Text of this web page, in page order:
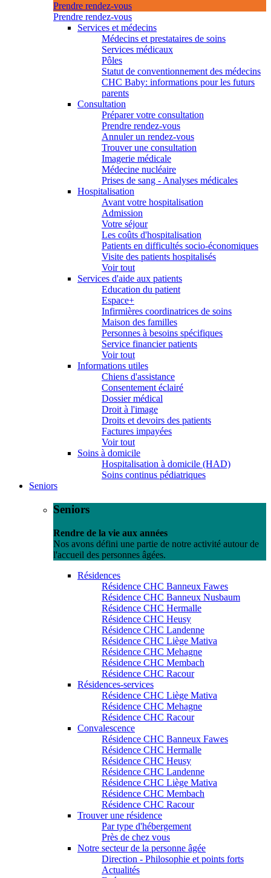
Prendre rendez-vous
Prendre rendez-vous
Services et médecins
Médecins et prestataires de soins
Services médicaux
Pôles
Statut de conventionnement des médecins
CHC Baby: informations pour les futurs
parents
Consultation
Préparer votre consultation
Prendre rendez-vous
Annuler un rendez-vous
Trouver une consultation
Imagerie médicale
Médecine nucléaire
Prises de sang - Analyses médicales
Hospitalisation
Avant votre hospitalisation
Admission
Votre séjour
Les coûts d'hospitalisation
Patients en difficultés socio-économiques
Visite des patients hospitalisés
Voir tout
Services d'aide aux patients
Education du patient
Espace+
Infirmières coordinatrices de soins
Maison des familles
Personnes à besoins spécifiques
Service financier patients
Voir tout
Informations utiles
Chiens d'assistance
Consentement éclairé
Dossier médical
Droit à l'image
Droits et devoirs des patients
Factures impayées
Voir tout
Soins à domicile
Hospitalisation à domicile (HAD)
Soins continus pédiatriques
Seniors
Seniors
Rendre de la vie aux années
Nos avons défini une partie de notre activité autour de
l'accueil des personnes âgées.
Résidences
Résidence CHC Banneux Fawes
Résidence CHC Banneux Nusbaum
Résidence CHC Hermalle
Résidence CHC Heusy
Résidence CHC Landenne
Résidence CHC Liège Mativa
Résidence CHC Mehagne
Résidence CHC Membach
Résidence CHC Racour
Résidences-services
Résidence CHC Liège Mativa
Résidence CHC Mehagne
Résidence CHC Racour
Convalescence
Résidence CHC Banneux Fawes
Résidence CHC Hermalle
Résidence CHC Heusy
Résidence CHC Landenne
Résidence CHC Liège Mativa
Résidence CHC Membach
Résidence CHC Racour
Trouver une résidence
Par type d'hébergement
Près de chez vous
Notre secteur de la personne âgée
Direction - Philosophie et points forts
Actualités